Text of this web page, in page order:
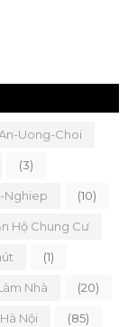
Uong-Choi
(3)
Nghiep (10)
Hộ Chung Cư
(1)
Nhà (20)
Nội (85)